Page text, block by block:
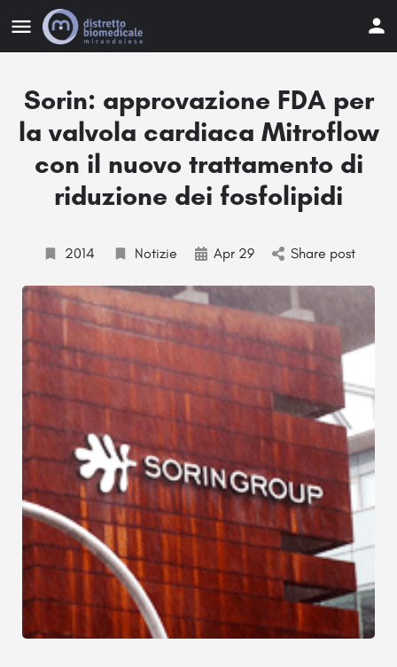
Sorin: approvazione FDA per
la valvola cardiaca Mitroflow
con il nuovo trattamento di
riduzione dei fosfolipidi
2014 Notizie Apr 29 Share post